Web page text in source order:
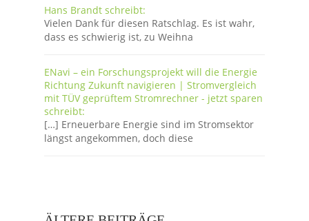
Hans Brandt schreibt:
Vielen Dank für diesen Ratschlag. Es ist wahr,
dass es schwierig ist, zu Weihna
ENavi – ein Forschungsprojekt will die Energie
Richtung Zukunft navigieren | Stromvergleich
mit TÜV geprüftem Stromrechner - jetzt sparen
schreibt:
[…] Erneuerbare Energie sind im Stromsektor
längst angekommen, doch diese